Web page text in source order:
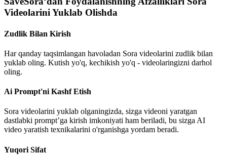
Videolarini Yuklab Olishda
Zudlik Bilan Kirish
Har qanday taqsimlangan havoladan Sora videolarini zudlik bilan
yuklab oling. Kutish yo'q, kechikish yo'q - videolaringizni darhol
oling.
Ai Prompt'ni Kashf Etish
Sora videolarini yuklab olganingizda, sizga videoni yaratgan
dastlabki prompt’ga kirish imkoniyati ham beriladi, bu sizga AI
video yaratish texnikalarini o'rganishga yordam beradi.
Yuqori Sifat